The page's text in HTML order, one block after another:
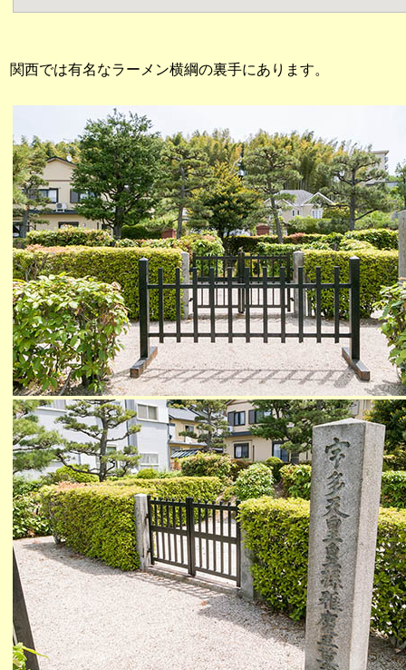
関西では有名なラーメン横綱の裏手にあります。